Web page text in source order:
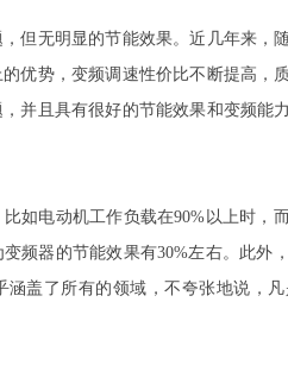
但无明显的节能效果。近几年来，
优势，变频调速性价比不断提高，
并且具有很好的节能效果和变频能
如电动机工作负载在90%以上时，
频器的节能效果有30%左右。此外
盖了所有的领域，不夸张地说，